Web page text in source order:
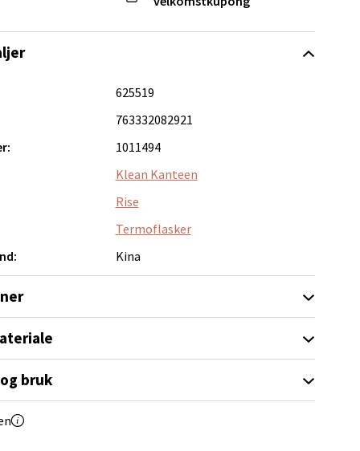
625519
763332082921
1011494
Klean Kanteen
Rise
Termoflasker
Kina
bruk